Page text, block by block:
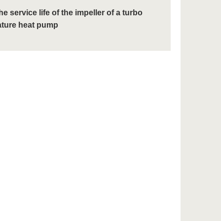
service life of the impeller of a turbo
heat pump